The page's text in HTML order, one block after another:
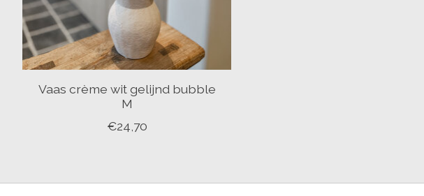
Vaas crème wit gelijnd bubble
M
€24,70